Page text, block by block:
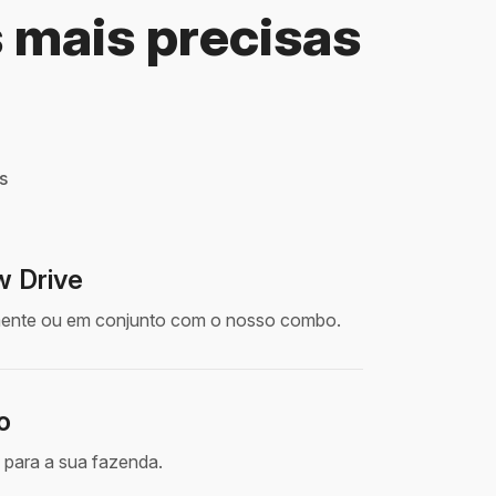
precisas
Drive
ou em conjunto com o nosso combo.
a sua fazenda.